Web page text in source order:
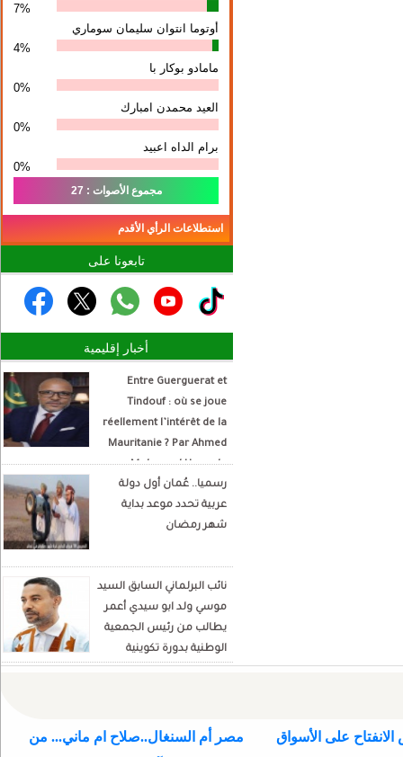
7%
أوتوما انتوان سلیمان سوماري
4%
مامادو بوكار با
0%
العيد محمدن امبارك
0%
برام الداه اعبيد
0%
مجموع الأصوات : 27
استطلاعات الرأي الأقدم
تابعونا على
أخبار إقليمية
Entre Guerguerat et
Tindouf : où se joue
réellement l’intérêt de la
Mauritanie ? Par Ahmed
Mohamed Hamada
Écrivain et analyste
politique
رسميا.. عُمان أول دولة
عربية تحدد موعد بداية
شهر رمضان
نائب البرلماني السابق السيد
موسي ولد ابو سيدي أعمر
يطالب من رئيس الجمعية
الوطنية بدورة تكوينية
للنواب الجديد
على الأسواق
مصر أم السنغال..صلاح ام ماني... من